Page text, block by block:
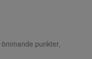
punkter,